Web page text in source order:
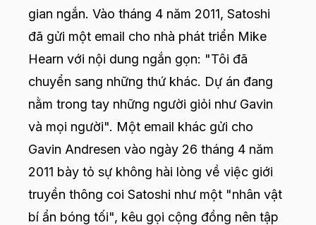
gian ngắn. Vào tháng 4 năm 2011, Satoshi
đã gửi một email cho nhà phát triển Mike
Hearn với nội dung ngắn gọn: "Tôi đã
chuyển sang những thứ khác. Dự án đang
nằm trong tay những người giỏi như Gavin
và mọi người". Một email khác gửi cho
Gavin Andresen vào ngày 26 tháng 4 năm
2011 bày tỏ sự không hài lòng về việc giới
truyền thông coi Satoshi như một "nhân vật
bí ẩn bóng tối", kêu gọi cộng đồng nên tập